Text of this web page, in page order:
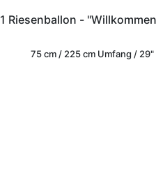
1 Riesenballon -
75 cm / 225 cm Umfang / 29"